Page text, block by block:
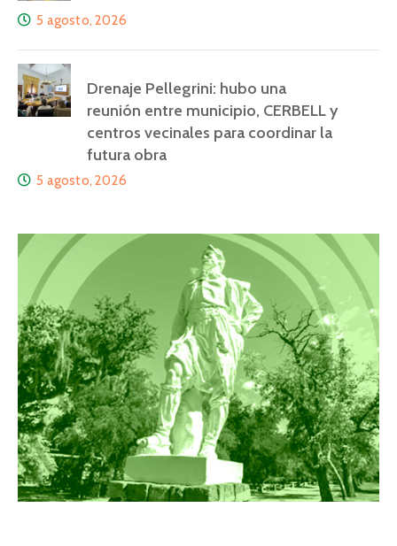
5 agosto, 2026
Drenaje Pellegrini: hubo una
reunión entre municipio, CERBELL y
centros vecinales para coordinar la
futura obra
5 agosto, 2026